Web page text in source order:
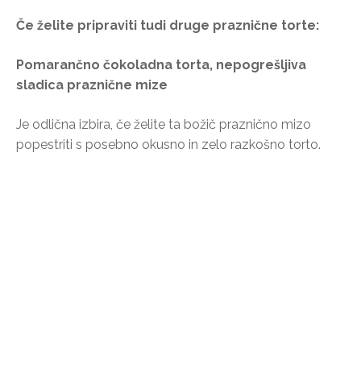
Če želite pripraviti tudi druge praznične torte:
Pomarančno čokoladna torta, nepogrešljiva
sladica praznične mize
Je odlična izbira, če želite ta božič praznično mizo
popestriti s posebno okusno in zelo razkošno torto.